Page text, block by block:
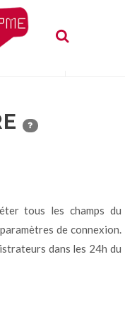
tous les champs du
de connexion.
dans les 24h du